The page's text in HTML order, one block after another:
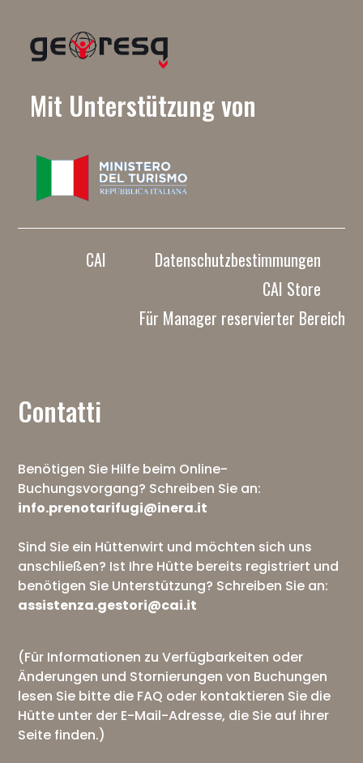
Mit Unterstützung von
CAI
Datenschutzbestimmungen
CAI Store
Für Manager reservierter Bereich
Contatti
Benötigen Sie Hilfe beim Online-
Buchungsvorgang? Schreiben Sie an:
info.prenotarifugi@inera.it
Sind Sie ein Hüttenwirt und möchten sich uns
anschließen? Ist Ihre Hütte bereits registriert und
benötigen Sie Unterstützung? Schreiben Sie an:
assistenza.gestori@cai.it
(Für Informationen zu Verfügbarkeiten oder
Änderungen und Stornierungen von Buchungen
lesen Sie bitte die FAQ oder kontaktieren Sie die
Hütte unter der E-Mail-Adresse, die Sie auf ihrer
Seite finden.)